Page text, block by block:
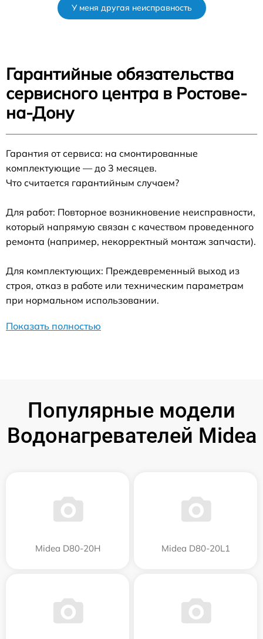
У меня другая неисправность
Гарантийные обязательства
сервисного центра в Ростове-
на-Дону
Гарантия от сервиса: на смонтированные
комплектующие — до 3 месяцев.
Что считается гарантийным случаем?
Для работ: Повторное возникновение неисправности,
который напрямую связан с качеством проведенного
ремонта (например, некорректный монтаж запчасти).
Для комплектующих: Преждевременный выход из
строя, отказ в работе или техническим параметрам
при нормальном использовании.
Показать полностью
Популярные модели
Водонагревателей Midea
Midea D80-20Н Midea D80-20L1